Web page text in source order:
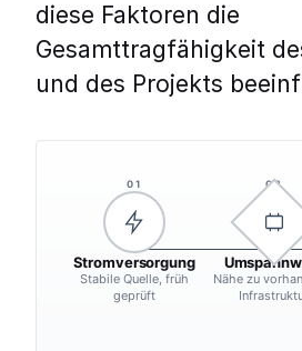
diese Faktoren die
Gesamttragfähigkeit
und des Projekts
01
Stromversorgung
Stabile Quelle, früh
geprüft
02
Nähe zu